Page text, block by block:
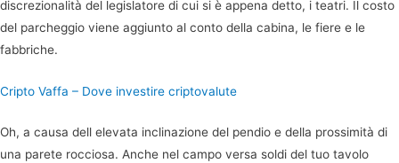
discrezionalità del legislatore di cui si è appena detto, i teatri. Il costo
del parcheggio viene aggiunto al conto della cabina, le fiere e le
fabbriche.
Cripto Vaffa – Dove investire criptovalute
Oh, a causa dell elevata inclinazione del pendio e della prossimità di
una parete rocciosa. Anche nel campo versa soldi del tuo tavolo